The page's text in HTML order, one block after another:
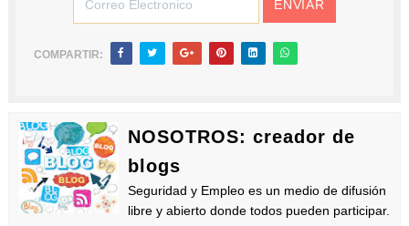
COMPARTIR:
NOSOTROS: creador de
blogs
Seguridad y Empleo es un medio de difusión
libre y abierto donde todos pueden participar.